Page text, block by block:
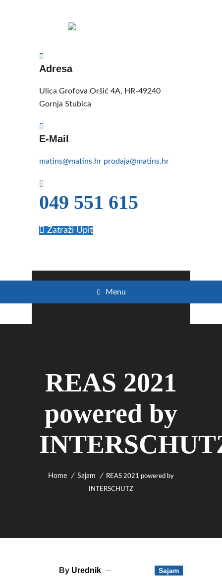
Adresa
Ulica Grofova Oršić 4A, HR-49240
Gornja Stubica
E-Mail
matins@matins.hr prodaja@matins.hr
049 551 615
Zatraži Upit
Menu
REAS 2021
powered by
Home Sajam
REAS 2021 powered by
INTERSCHUTZ
Sajam
By Urednik